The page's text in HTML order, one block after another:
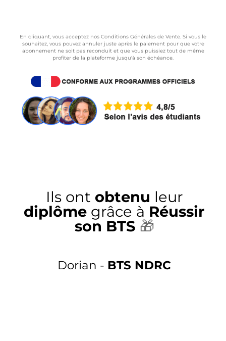
En cliquant, vous acceptez nos Conditions Générales de Vente. Si vous le
souhaitez, vous pouvez annuler juste après le paiement pour que votre
abonnement ne soit pas reconduit et que vous puissiez tout de même
profiter de la plateforme jusqu'à son échéance.
Ils ont obtenu leur
diplôme grâce à Réussir
son BTS 🎁
Dorian - BTS NDRC